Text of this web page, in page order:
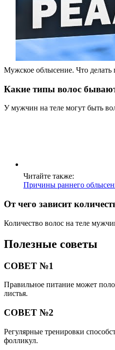
Мужское облысение. Что
Какие типы волос
У мужчин на теле могут быть
Читайте также:
Причины раннего
От чего зависит
Количество волос на теле
Полезные советы
СОВЕТ №1
Правильное питание может
листья.
СОВЕТ №2
Регулярные тренировки
фолликул.